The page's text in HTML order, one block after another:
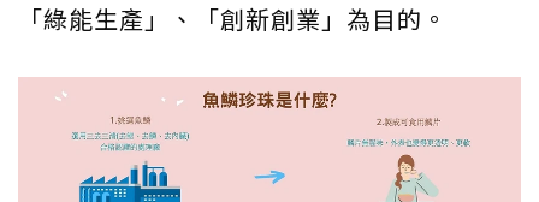
「綠能生產」、「創新創業」為目的。